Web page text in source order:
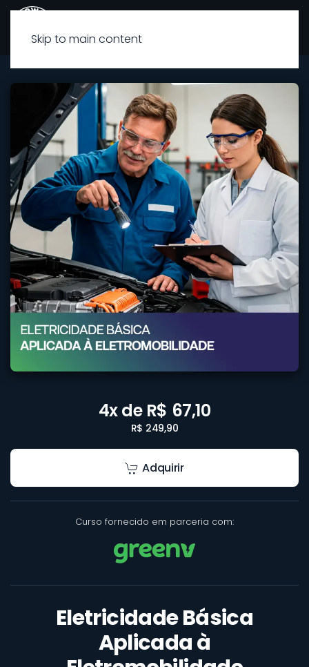
Skip to main content
4x de R$ 67,10
R$ 249,90
Adquirir
Curso fornecido em parceria com:
Eletricidade Básica
Aplicada à